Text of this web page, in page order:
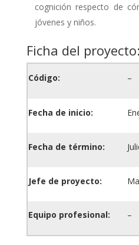
cognición respecto de
jóvenes y niños.
Ficha del proyecto:
Código: –
Fecha de inicio:
Fecha de término:
Jefe de proyecto:
Equipo profesional: –